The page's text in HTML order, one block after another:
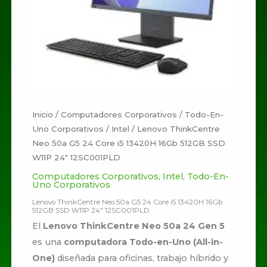
Inicio /Computadores Corporativos / Todo-En-
Uno Corporativos / Intel / Lenovo ThinkCentre
Neo 50a G5 24 Core i5 13420H 16Gb 512GB SSD
W11P 24″ 12SC001PLD
Computadores Corporativos, Intel, Todo-En-
Uno Corporativos
Lenovo ThinkCentre Neo 50a G5 24 Core i5 13420H 16Gb
512GB SSD W11P 24″ 12SC001PLD
El Lenovo ThinkCentre Neo 50a 24 Gen 5
es una computadora Todo-en-Uno (All-in-
One) diseñada para oficinas, trabajo híbrido y